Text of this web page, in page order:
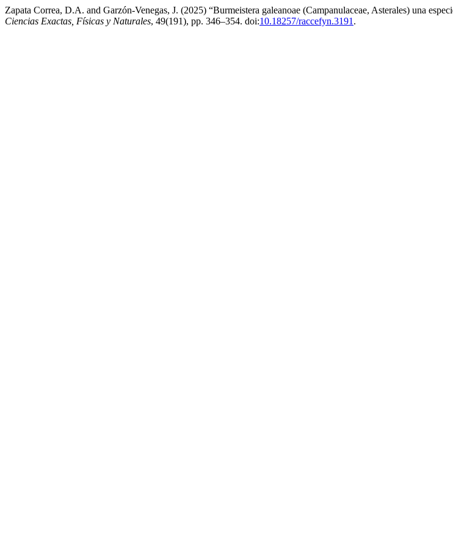
Zapata Correa, D.A. and Garzón-Venegas, J. (2025) “Burmeistera galeanoae (Campanulaceae, Asterales) una
Ciencias Exactas, Físicas y Naturales, 49(191), pp. 346–354. doi:10.18257/raccefyn.3191 .